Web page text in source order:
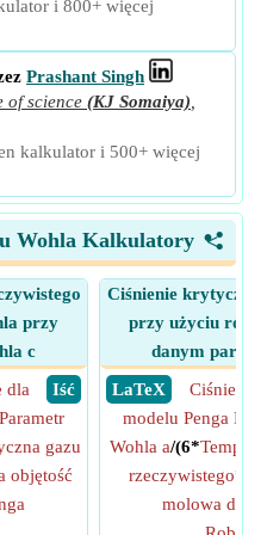
i 800+ więcej
Prashant Singh
of science (KJ Somaiya)
kalkulator i 500+ więcej
<
Wohla Kalkulatory
przy
c
​ Iść
dla
Parametr
gazu
objętość
Ciśnienie krytyczne
przy użyciu
danym
​ LaTeX
Ciśnienie
modelu Penga
Wohla a/(6*
rzeczywistego*(
molowa dla